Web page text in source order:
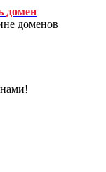
домен
доменов